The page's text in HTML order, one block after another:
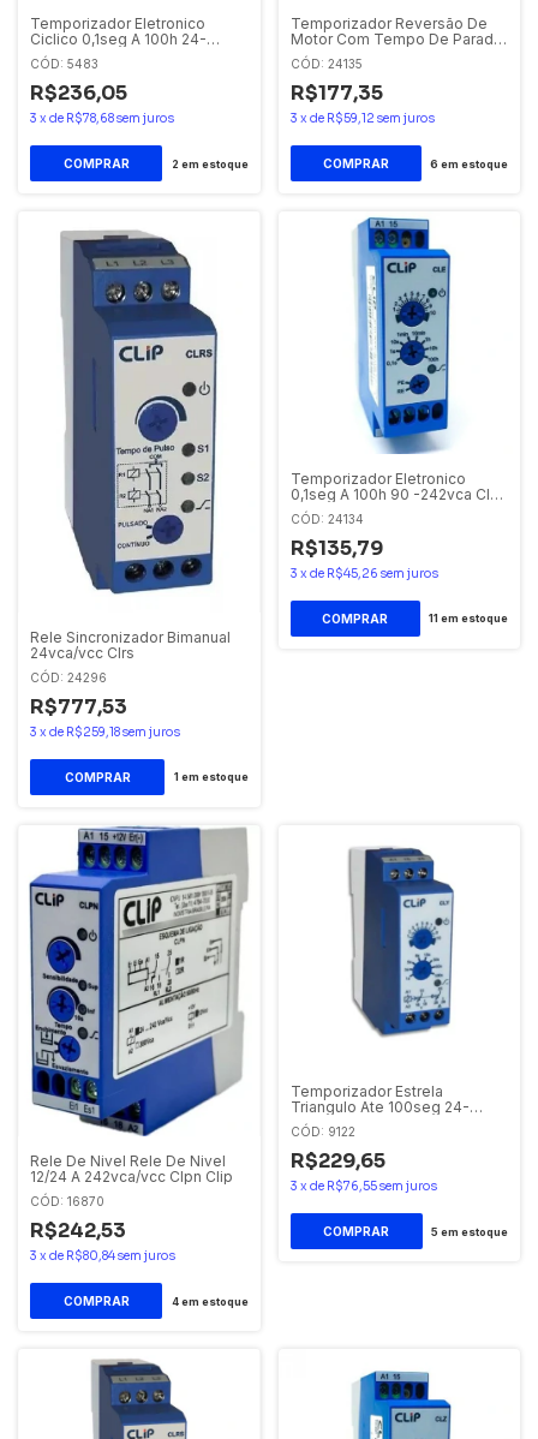
Temporizador Eletronico
Ciclico 0,1seg A 100h 24-
242vca/cc Clc Clip.
CÓD: 5483
R$236,05
3 x de R$78,68sem juros
2 em estoque
Temporizador Reversão De
Motor Com Tempo De Parada
24- 242 Vca/vcc Clr
CÓD: 24135
R$177,35
3 x de R$59,12 sem juros
6 em estoque
Rele Sincronizador Bimanual
24vca/vcc Clrs
CÓD: 24296
R$777,53
3 x de R$259,18sem juros
1 em estoque
Temporizador Eletronico
0,1seg A 100h 90 -242vca Cle-
econ
CÓD: 24134
R$135,79
3 x de R$45,26 sem juros
11 em estoque
Rele De Nivel Rele De Nivel
12/24 A 242vca/vcc Clpn Clip
CÓD: 16870
R$242,53
3 x de R$80,84sem juros
4em estoque
Temporizador Estrela
Triangulo Ate 100seg 24-
242vca/vcc CLY Clip
CÓD: 9122
R$229,65
3 x de R$76,55sem juros
5 em estoque